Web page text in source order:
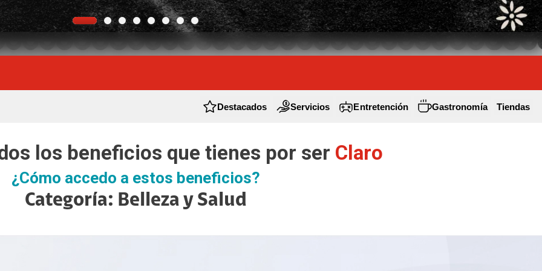
Motorola
Protege Tu Equipo
Plataformas de streaming
Servicios Adicionales
Destacados Servicios Entretención Gastronomía Tiendas
los beneficios que tienes por ser Claro
¿Cómo accedo a estos beneficios?
Categoría: Belleza y Salud